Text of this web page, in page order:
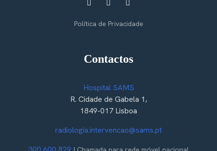
Política de Privacidade
Contactos
Hospital SAMS
R. Cidade de Gabela 1,
1849-017 Lisboa
radiologia.intervencao@sams.pt